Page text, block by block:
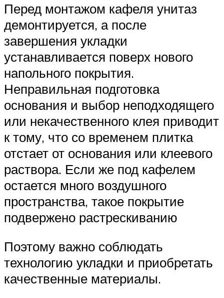
Перед монтажом кафеля унитаз
демонтируется, а после
завершения укладки
устанавливается поверх нового
напольного покрытия.
Неправильная подготовка
основания и выбор неподходящего
или некачественного клея приводит
к тому, что со временем плитка
отстает от основания или клеевого
раствора. Если же под кафелем
остается много воздушного
пространства, такое покрытие
подвержено растрескиванию
Поэтому важно соблюдать
технологию укладки и приобретать
качественные материалы.